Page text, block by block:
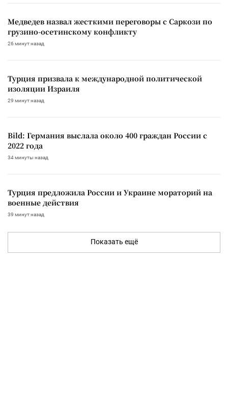
Медведев назвал жесткими переговоры с Саркози по
грузино-осетинскому конфликту
26 минут назад
Турция призвала к международной политической
изоляции Израиля
29 минут назад
Bild: Германия выслала около 400 граждан России с
2022 года
34 минуты назад
Турция предложила России и Украине мораторий на
военные действия
39 минут назад
Показать ещё